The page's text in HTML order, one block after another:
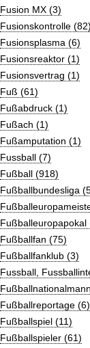
Fusion MX (3)
Fusionskontrolle (82)
Fusionsplasma (6)
Fusionsreaktor (1)
Fusionsvertrag (1)
Fuß (61)
Fußabdruck (1)
Fußach (1)
Fußamputation (1)
Fussball (7)
Fußball (918)
Fußballbundesliga
Fußballeuropapokal
Fußballfan (75)
Fußballfanklub (3)
Fussball,
Fußballreportage (6)
Fußballspiel (11)
Fußballspieler (61)